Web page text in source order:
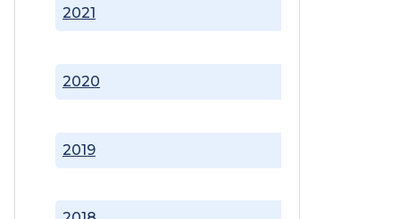
2019
2020
2021